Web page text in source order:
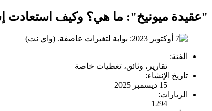
"عقيدة ميونيخ": ما هي؟ وكيف استعادت إسرائيل
الفئة:
تقارير، وثائق، تغطيات خاصة
تاريخ الإنشاء:
15 ديسمبر 2025
الزيارات:
1294